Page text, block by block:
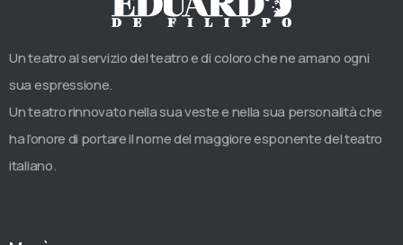
Un teatro al servizio del teatro e di coloro che ne amano ogni
sua espressione.
Un teatro rinnovato nella sua veste e nella sua personalità che
ha l’onore di portare il nome del maggiore esponente del teatro
italiano.